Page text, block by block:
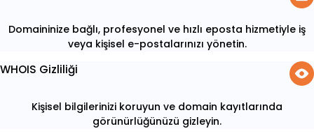
Domaininize bağlı, profesyonel ve hızlı eposta hizmetiyle iş
veya kişisel e-postalarınızı yönetin.
WHOIS Gizliliği
Kişisel bilgilerinizi koruyun ve domain kayıtlarında
görünürlüğünüzü gizleyin.